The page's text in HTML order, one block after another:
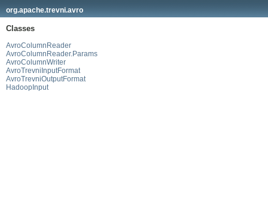
org.apache.trevni.avro
Classes
AvroColumnReader
AvroColumnReader.Params
AvroColumnWriter
AvroTrevniInputFormat
AvroTrevniOutputFormat
HadoopInput